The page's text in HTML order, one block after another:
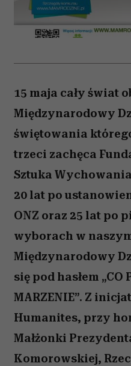
15 maja cały świat
Międzynarodowy
świętowania
trzeci zachęca
Sztuka
20 lat po
ONZ oraz 25 lat po
wyborach w
Międzynarodowy
się pod hasłem „CO
MARZENIE”. Z
Humanites, przy
Małżonki
Komorowskiej,